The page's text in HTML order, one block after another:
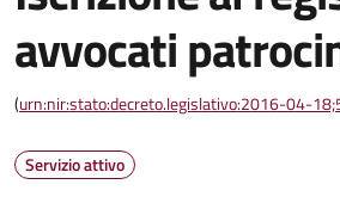
avvocati
(urn:nir:stato:decreto.legislativo:2016-04-
Servizio attivo